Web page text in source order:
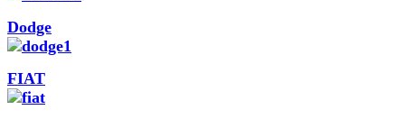
Dodge
FIAT